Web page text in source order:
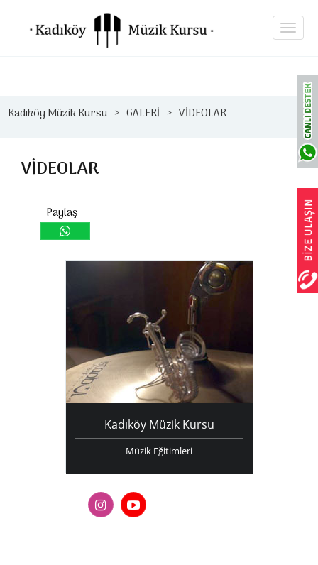
Kadıköy Müzik Kursu GALERİ VİDEOLAR
VİDEOLAR
Kadıköy Müzik Kursu
Müzik Eğitimleri